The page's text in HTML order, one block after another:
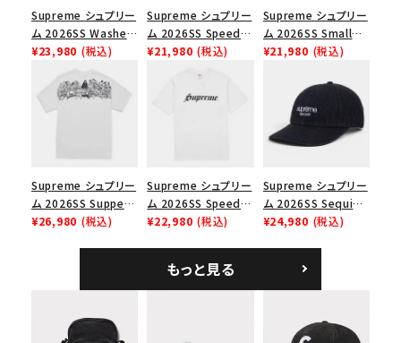
Supreme シュプリー
ム 2026SS Washed
Chino Twill Camp
Cap ウォッシュド チ
ノツイル キャンプキャ
ップ ブラック
¥23,980 (税込)
Supreme シュプリー
ム 2026SS Speed
Tee スピードTシャツ
¥21,980 (税込)
Supreme シュプリー
ム 2026SS Small
Box Tee スモールボ
¥21,980 (税込)
Supreme シュプリー
ム 2026SS Supper
Tee サパーTシャツ
¥26,980 (税込)
Supreme シュプリー
ム 2026SS Speed
Tee スピードTシャツ
¥22,980 (税込)
Supreme シュプリー
ム 2026SS Sequin
Denim Classic
シックロゴ 6パネルキ
ャップ ブラック
¥24,980 (税込)
もっと見る